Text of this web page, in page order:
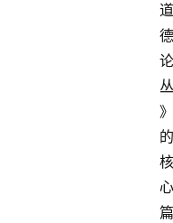
道
德
论
丛
》
的
核
心
篇